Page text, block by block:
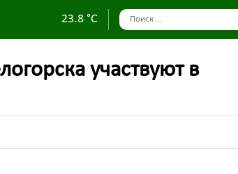
23.8 °C
участвуют в